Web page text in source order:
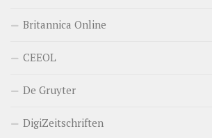
Britannica Online
CEEOL
De Gruyter
DigiZeitschriften